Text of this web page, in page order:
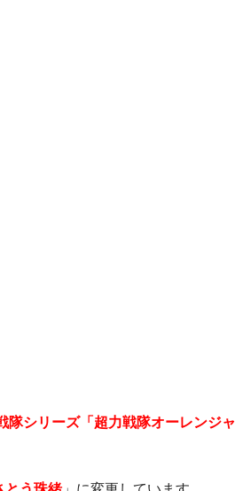
隊シリーズ「超力戦隊オーレンジャ